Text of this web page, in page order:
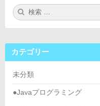
検
索:
カテゴリー
未分類
●Javaプログラミング